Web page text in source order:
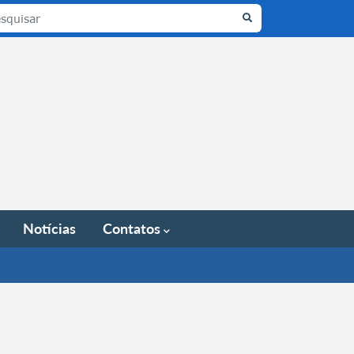
Notícias Contatos